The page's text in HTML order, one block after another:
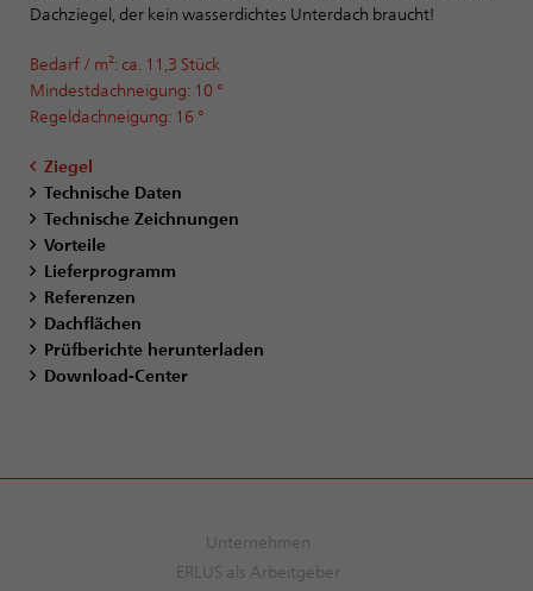
Dachziegel, der kein wasserdichtes Unterdach braucht!
Bedarf / m²: ca. 11,3 Stück
Mindestdachneigung: 10 °
Regeldachneigung: 16 °
Ziegel
Technische Daten
Technische Zeichnungen
Vorteile
Lieferprogramm
Referenzen
Dachflächen
Prüfberichte herunterladen
Download-Center
Unternehmen
ERLUS als Arbeitgeber